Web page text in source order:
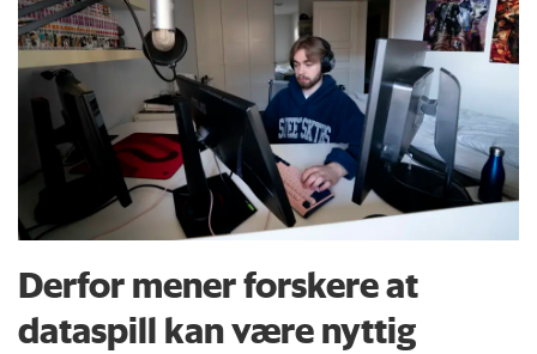
Derfor mener forskere at
dataspill kan være nyttig